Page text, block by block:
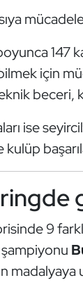
147
için
beceri,
ise
9
madalyaya